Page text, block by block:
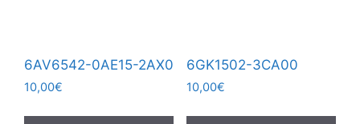
6AV6542-0AE15-2AX0
10,00€
6GK1502-3CA00
10,00€